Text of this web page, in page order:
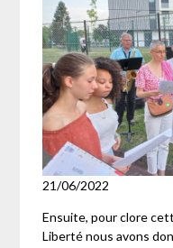
21/06/2022
Ensuite, pour clore
Liberté nous avons